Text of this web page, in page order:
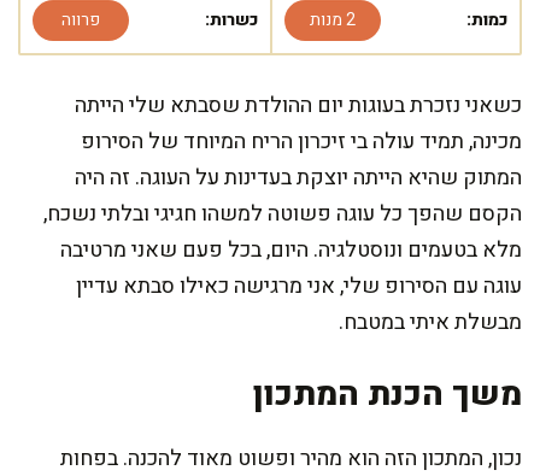
כמות: 2 מנות כשרות: פרווה
כשאני נזכרת בעוגות יום ההולדת שסבתא שלי הייתה
מכינה, תמיד עולה בי זיכרון הריח המיוחד של הסירופ
המתוק שהיא הייתה יוצקת בעדינות על העוגה. זה היה
הקסם שהפך כל עוגה פשוטה למשהו חגיגי ובלתי נשכח,
מלא בטעמים ונוסטלגיה. היום, בכל פעם שאני מרטיבה
עוגה עם הסירופ שלי, אני מרגישה כאילו סבתא עדיין
מבשלת איתי במטבח.
משך הכנת המתכון
נכון, המתכון הזה הוא מהיר ופשוט מאוד להכנה. בפחות